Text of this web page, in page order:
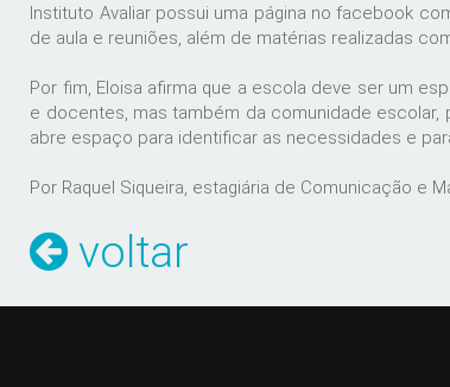
Instituto Avaliar possui uma página no facebook
de aula e reuniões, além de matérias realizadas
Por fim, Eloisa afirma que a escola deve ser um
e docentes, mas também da comunidade
abre espaço para identificar as necessidades e
Por Raquel Siqueira, estagiária de Comunicação e
voltar